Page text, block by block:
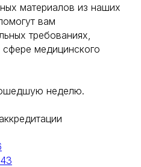
материалов из наших
вам
требованиях,
медицинского
неделю.